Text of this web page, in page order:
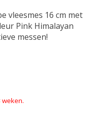
vleesmes 16 cm met
Pink Himalayan
messen!
weken.